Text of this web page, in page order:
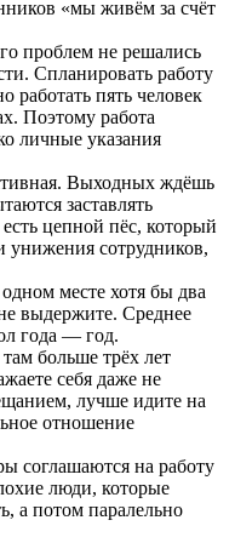
«мы живём за счёт
проблем не решались
Спланировать работу
работать пять человек
Поэтому работа
личные указания
Выходных ждёшь
заставлять
цепной пёс, который
унижения сотрудников,
месте хотя бы два
выдержите. Среднее
года — год.
больше трёх лет
себя даже не
лучше идите на
отношение
соглашаются на работу
люди, которые
а потом паралельно